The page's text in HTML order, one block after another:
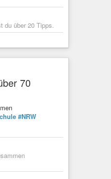
du über 20 Tipps.
70
#NRW